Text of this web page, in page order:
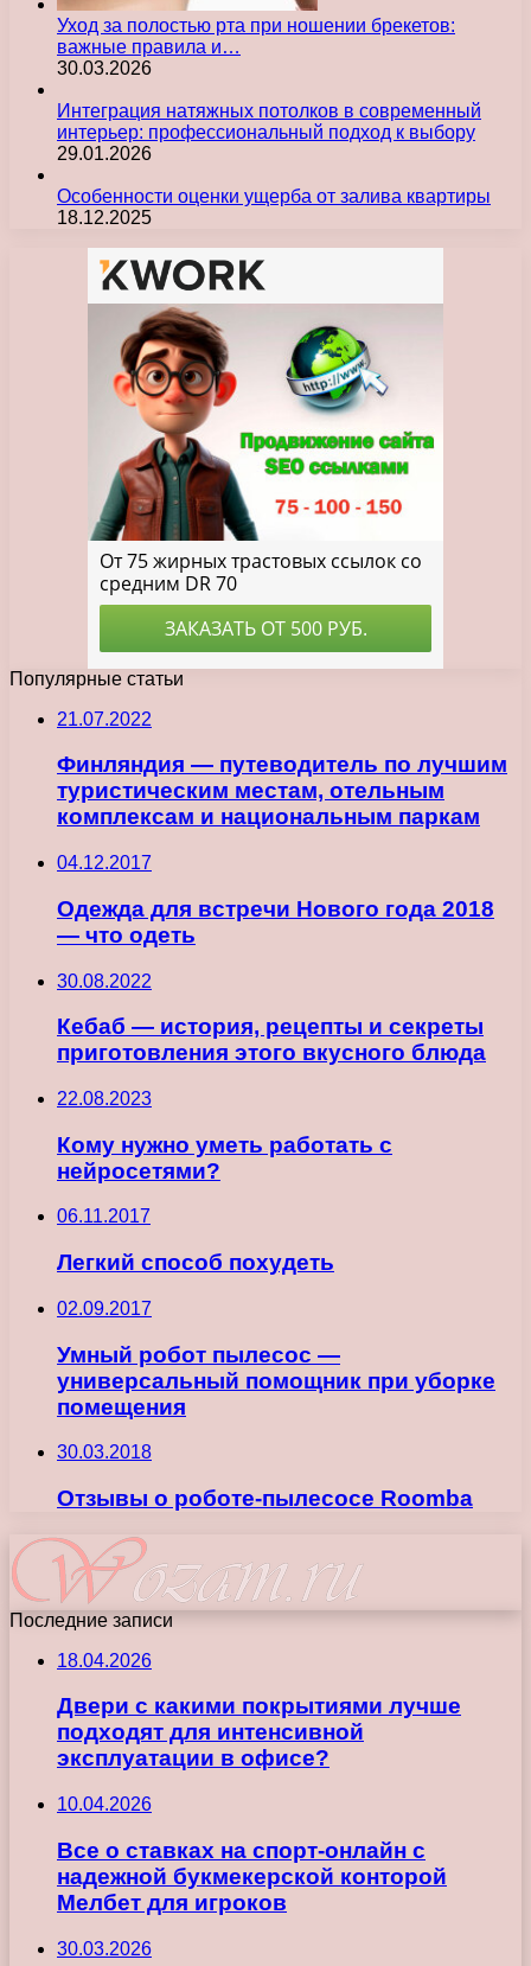
Уход за полостью рта при ношении брекетов:
важные правила и…
30.03.2026
Интеграция натяжных потолков в современный
интерьер: профессиональный подход к выбору
29.01.2026
Особенности оценки ущерба от залива квартиры
18.12.2025
Популярные статьи
21.07.2022
Финляндия — путеводитель по лучшим
туристическим местам, отельным
комплексам и национальным паркам
04.12.2017
Одежда для встречи Нового года 2018
— что одеть
30.08.2022
Кебаб — история, рецепты и секреты
приготовления этого вкусного блюда
22.08.2023
Кому нужно уметь работать с
нейросетями?
06.11.2017
Легкий способ похудеть
02.09.2017
Умный робот пылесос —
универсальный помощник при уборке
помещения
30.03.2018
Отзывы о роботе-пылесосе Roomba
Последние записи
18.04.2026
Двери с какими покрытиями лучше
подходят для интенсивной
эксплуатации в офисе?
10.04.2026
Все о ставках на спорт-онлайн с
надежной букмекерской конторой
Мелбет для игроков
30.03.2026